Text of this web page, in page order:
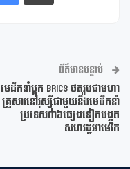
ព័ត៌មានបន្ទាប់
មេដឹកនាំប្លុក BRICS ថតរូបជាមហា
គ្រួសារនៅរុស្ស៊ីជាមួយនឹងមេដឹកនាំ
ប្រទេស៣៦ផ្សេងទៀតបង្អួត
សហរដ្ឋអាមេរិក